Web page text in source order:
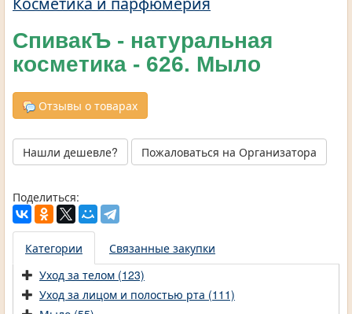
СпивакЪ - натуральная
косметика - 626. Мыло
Отзывы о товарах
Нашли дешевле? Пожаловаться на Организатора
Поделиться:
Категории
Связанные закупки
Уход за телом (123)
Уход за лицом и полостью рта (111)